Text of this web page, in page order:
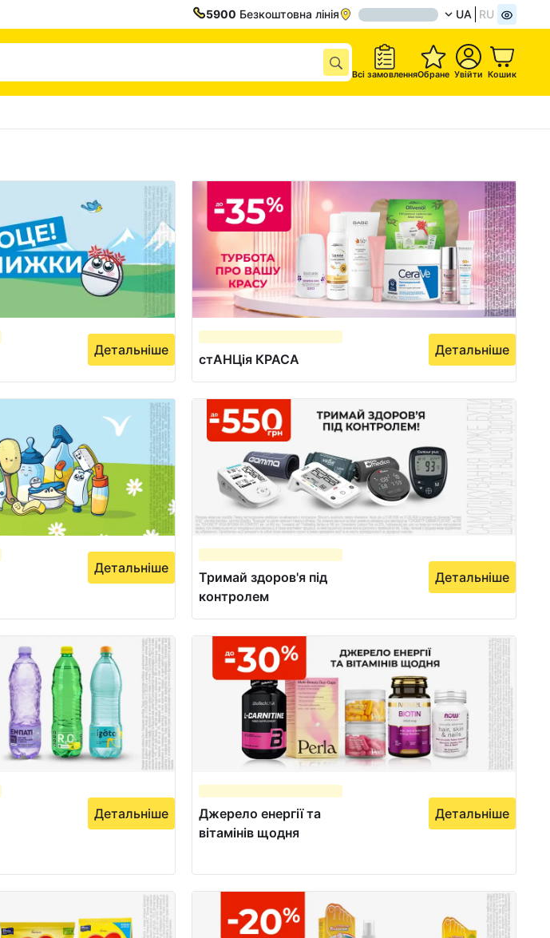
5900 Безкоштовна лінія UA RU
Всі замовленняОбране Увійти Кошик
Детальніше
стАНЦія КРАСА
Детальніше
Детальніше
Тримай здоров'я під
контролем
Детальніше
Детальніше
Джерело енергії та
вітамінів щодня
Детальніше